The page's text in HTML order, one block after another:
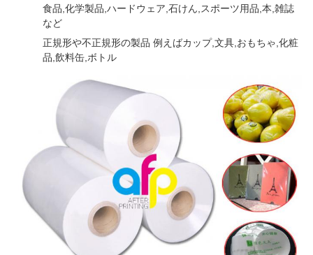
食品,化学製品,ハードウェア,石けん,スポーツ用品,本,雑誌
など
正規形や不正規形の製品 例えばカップ,文具,おもちゃ,化粧
品,飲料缶,ボトル